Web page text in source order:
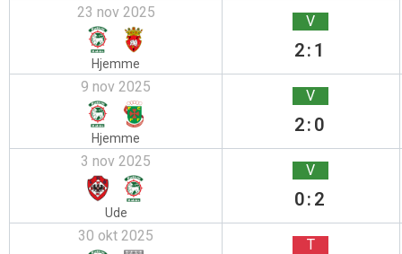
23 nov 2025
Hjemme
V
2:1
9 nov 2025
Hjemme
V
2:0
3 nov 2025
Ude
V
0:2
30 okt 2025 T